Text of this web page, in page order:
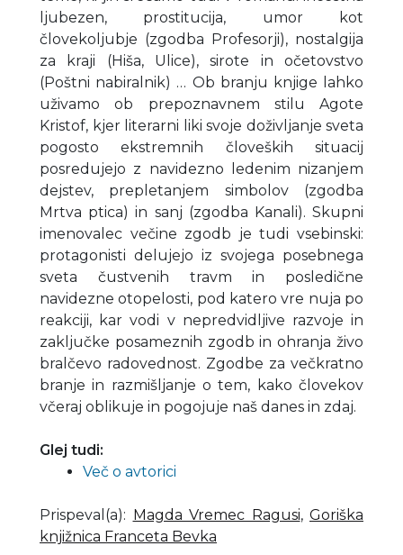
ljubezen, prostitucija, umor kot
človekoljubje (zgodba Profesorji), nostalgija
za kraji (Hiša, Ulice), sirote in očetovstvo
(Poštni nabiralnik) … Ob branju knjige lahko
uživamo ob prepoznavnem stilu Agote
Kristof, kjer literarni liki svoje doživljanje sveta
pogosto ekstremnih človeških situacij
posredujejo z navidezno ledenim nizanjem
dejstev, prepletanjem simbolov (zgodba
Mrtva ptica) in sanj (zgodba Kanali). Skupni
imenovalec večine zgodb je tudi vsebinski:
protagonisti delujejo iz svojega posebnega
sveta čustvenih travm in posledične
navidezne otopelosti, pod katero vre nuja po
reakciji, kar vodi v nepredvidljive razvoje in
zaključke posameznih zgodb in ohranja živo
bralčevo radovednost. Zgodbe za večkratno
branje in razmišljanje o tem, kako človekov
včeraj oblikuje in pogojuje naš danes in zdaj.
Glej tudi:
Več o avtorici
Prispeval(a): Magda Vremec Ragusi, Goriška
knjižnica Franceta Bevka